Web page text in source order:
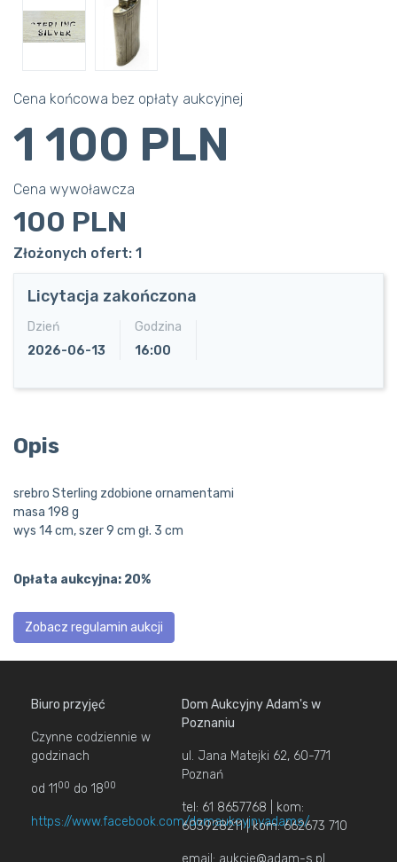
Cena końcowa bez opłaty aukcyjnej
1 100 PLN
Cena wywoławcza
100 PLN
Złożonych ofert: 1
Licytacja zakończona
Dzień
2026-06-13
Godzina
16:00
Opis
srebro Sterling zdobione ornamentami
masa 198 g
wys 14 cm, szer 9 cm gł. 3 cm
Opłata aukcyjna: 20%
Zobacz regulamin aukcji
Biuro przyjęć
Czynne codziennie w
godzinach
od 11 00 do 1800
https://www.facebook.com/domaukcyjnyadams/
Dom Aukcyjny Adam's w
Poznaniu
ul. Jana Matejki 62, 60-771
Poznań
tel: 61 8657768 | kom:
603928211 | kom: 662673 710
email: aukcje@adam-s.pl